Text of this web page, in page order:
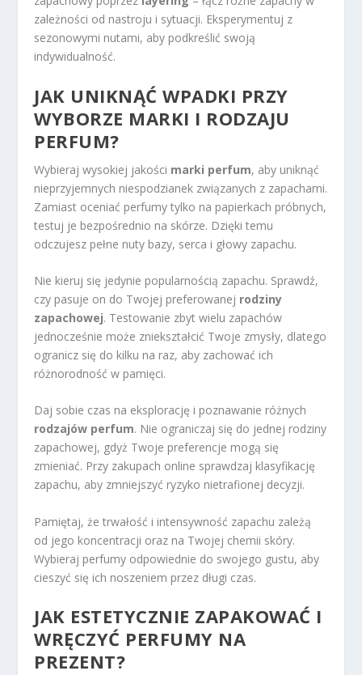
zależności od nastroju i sytuacji. Eksperymentuj z
sezonowymi nutami, aby podkreślić swoją
indywidualność.
JAK UNIKNĄĆ WPADKI PRZY
WYBORZE MARKI I RODZAJU
PERFUM?
Wybieraj wysokiej jakości marki perfum, aby uniknąć
nieprzyjemnych niespodzianek związanych z zapachami.
Zamiast oceniać perfumy tylko na papierkach próbnych,
testuj je bezpośrednio na skórze. Dzięki temu
odczujesz pełne nuty bazy, serca i głowy zapachu.
Nie kieruj się jedynie popularnością zapachu. Sprawdź,
czy pasuje on do Twojej preferowanej rodziny
zapachowej. Testowanie zbyt wielu zapachów
jednocześnie może zniekształcić Twoje zmysły, dlatego
ogranicz się do kilku na raz, aby zachować ich
różnorodność w pamięci.
Daj sobie czas na eksplorację i poznawanie różnych
rodzajów perfum. Nie ograniczaj się do jednej rodziny
zapachowej, gdyż Twoje preferencje mogą się
zmieniać. Przy zakupach online sprawdzaj klasyfikację
zapachu, aby zmniejszyć ryzyko nietrafionej decyzji.
Pamiętaj, że trwałość i intensywność zapachu zależą
od jego koncentracji oraz na Twojej chemii skóry.
Wybieraj perfumy odpowiednie do swojego gustu, aby
cieszyć się ich noszeniem przez długi czas.
JAK ESTETYCZNIE ZAPAKOWAĆ I
WRĘCZYĆ PERFUMY NA
PREZENT?